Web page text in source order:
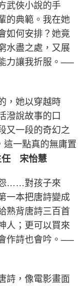
武俠小說的手
的典範。我在她
如何安排？她竟
水盡之處，又展
力讓我折服。 ──
，她以穿越時
潑說故事的口
又一段的奇幻之
這一點真的無庸置
任 宋怡慧
……對孩子來
一本把唐詩變成
熟背唐詩三百首
人；更可以買來
作詩也會吟。 ──
詩，像電影畫面